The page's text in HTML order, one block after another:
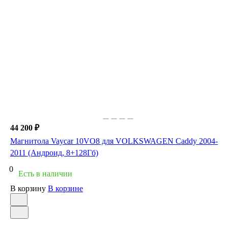
44 200 ₽
Магнитола Vaycar 10VO8 для VOLKSWAGEN Caddy 2004-
2011 (Андроид, 8+128Гб)
0
Есть в наличии
В корзину В корзине